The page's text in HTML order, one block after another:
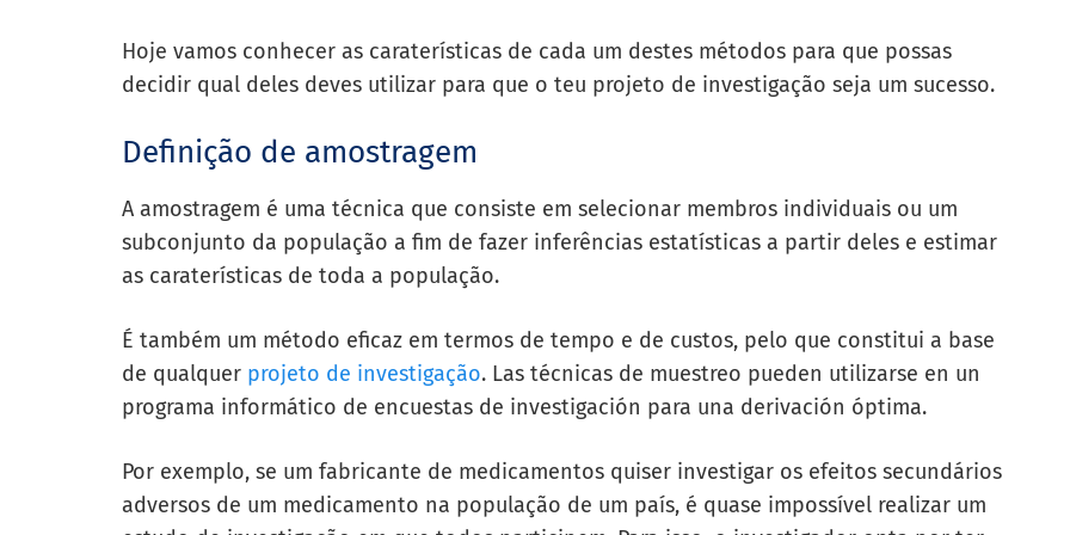
Hoje vamos conhecer as caraterísticas de cada um destes métodos para que possas
decidir qual deles deves utilizar para que o teu projeto de investigação seja um sucesso.
Definição de amostragem
A amostragem é uma técnica que consiste em selecionar membros individuais ou um
subconjunto da população a fim de fazer inferências estatísticas a partir deles e estimar
as caraterísticas de toda a população.
É também um método eficaz em termos de tempo e de custos, pelo que constitui a base
de qualquer projeto de investigação. Las técnicas de muestreo pueden utilizarse en un
programa informático de encuestas de investigación para una derivación óptima.
Por exemplo, se um fabricante de medicamentos quiser investigar os efeitos secundários
adversos de um medicamento na população de um país, é quase impossível realizar um